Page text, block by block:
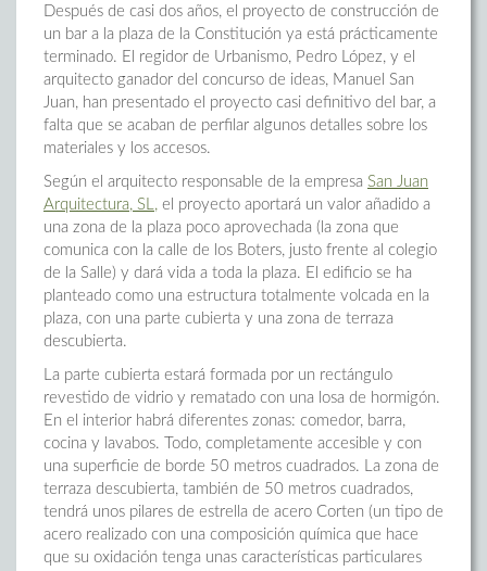
Después de casi dos años, el proyecto de construcción de
un bar a la plaza de la Constitución ya está prácticamente
terminado. El regidor de Urbanismo, Pedro López, y el
arquitecto ganador del concurso de ideas, Manuel San
Juan, han presentado el proyecto casi definitivo del bar, a
falta que se acaban de perfilar algunos detalles sobre los
materiales y los accesos.
Según el arquitecto responsable de la empresa San Juan
Arquitectura, SL, el proyecto aportará un valor añadido a
una zona de la plaza poco aprovechada (la zona que
comunica con la calle de los Boters, justo frente al colegio
de la Salle) y dará vida a toda la plaza. El edificio se ha
planteado como una estructura totalmente volcada en la
plaza, con una parte cubierta y una zona de terraza
descubierta.
La parte cubierta estará formada por un rectángulo
revestido de vidrio y rematado con una losa de hormigón.
En el interior habrá diferentes zonas: comedor, barra,
cocina y lavabos. Todo, completamente accesible y con
una superficie de borde 50 metros cuadrados. La zona de
terraza descubierta, también de 50 metros cuadrados,
tendrá unos pilares de estrella de acero Corten (un tipo de
acero realizado con una composición química que hace
que su oxidación tenga unas características particulares